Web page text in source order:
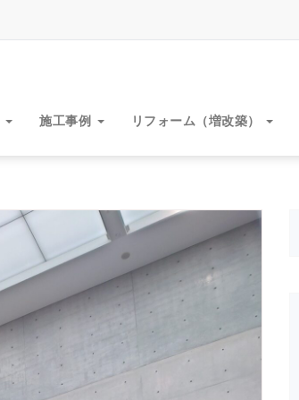
施工事例 リフォーム（増改築）